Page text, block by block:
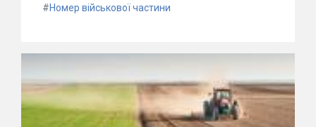
#Номер військової частини